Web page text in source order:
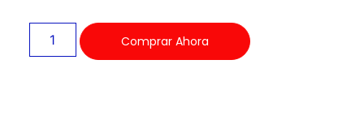
Comprar Ahora